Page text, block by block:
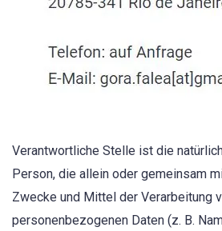
Verantwortliche Stelle ist die
Person, die allein oder gemeinsam
Zwecke und Mittel der Verarbeitung
personenbezogenen Daten (z. B.